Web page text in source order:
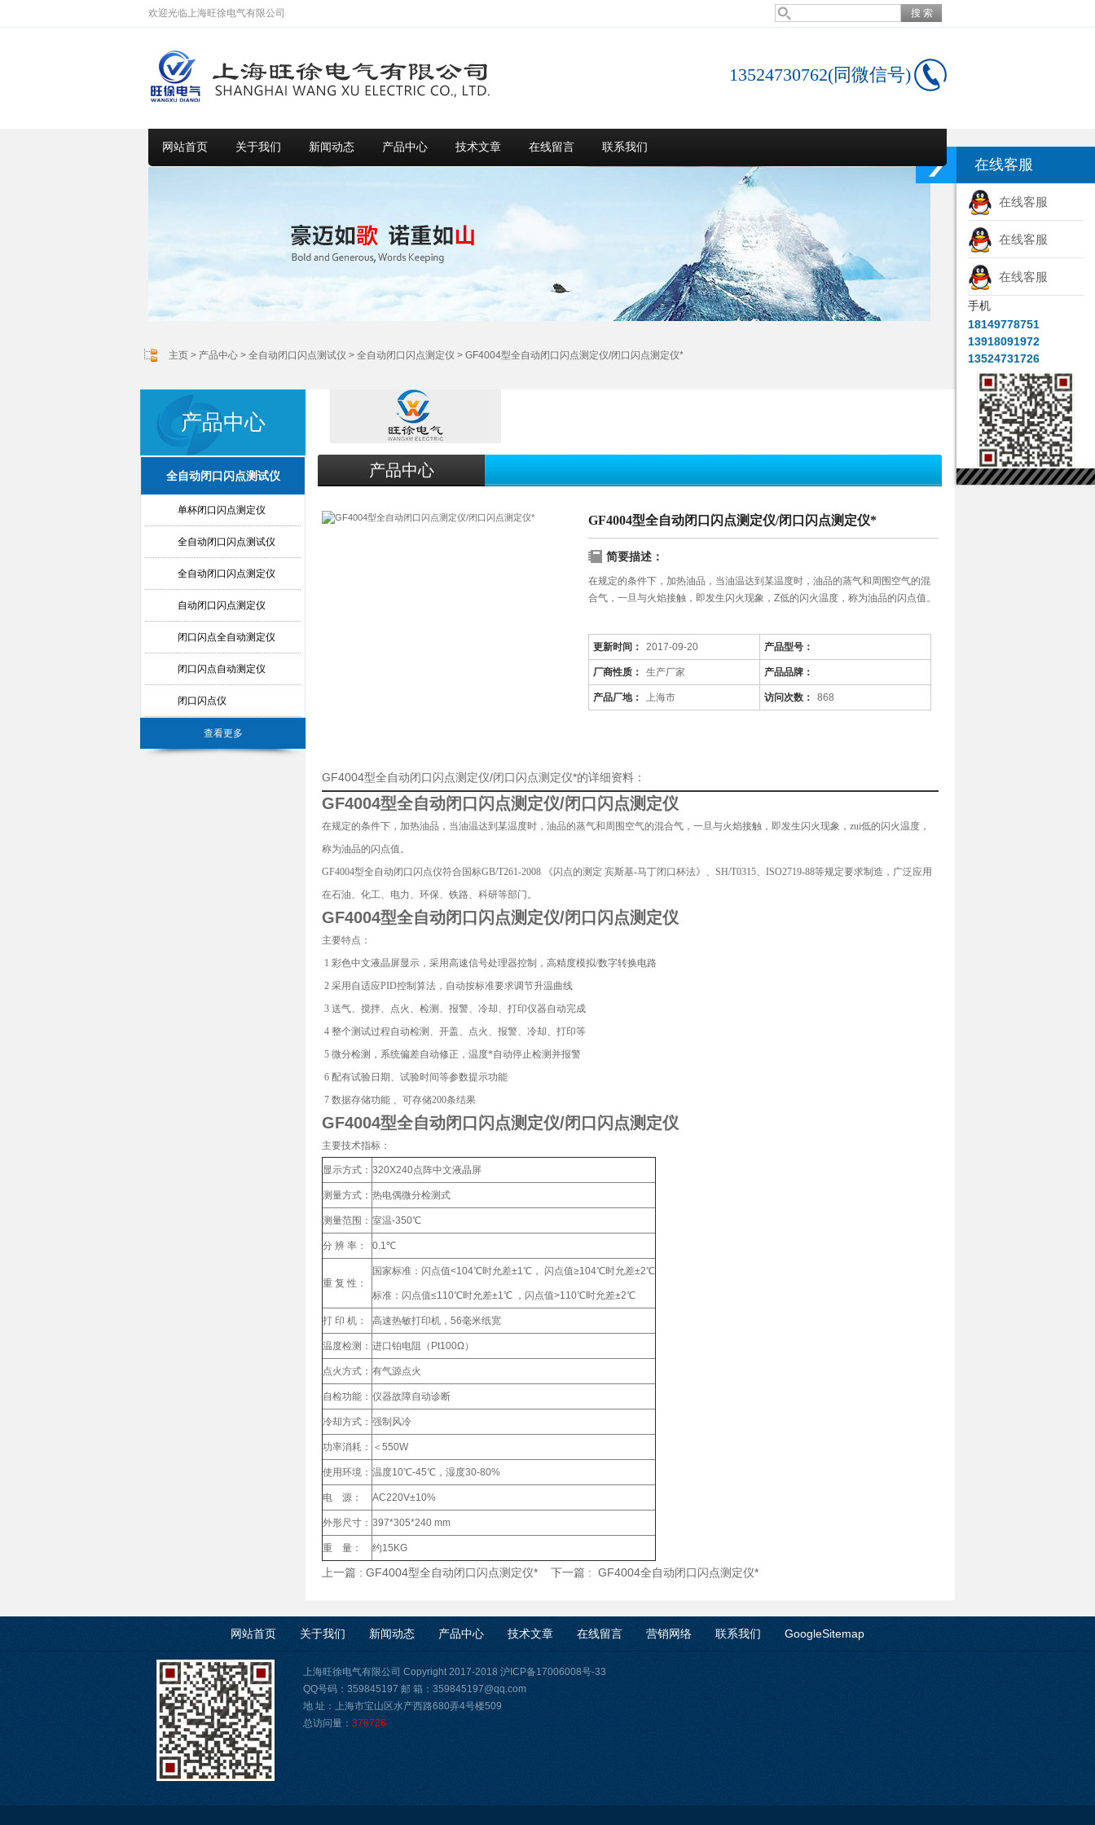
欢迎光临上海旺徐电气有限公司
13524730762(同微信号)
网站首页 关于我们 新闻动态 产品中心 技术文章 在线留言 联系我们
主页 > 产品中心 > 全自动闭口闪点测试仪 > 全自动闭口闪点测定仪 > GF4004型全自动闭口闪点测定仪/闭口闪点测定仪*
产品中心
全自动闭口闪点测试仪
单杯闭口闪点测定仪
全自动闭口闪点测试仪
全自动闭口闪点测定仪
自动闭口闪点测定仪
闭口闪点全自动测定仪
闭口闪点自动测定仪
闭口闪点仪
查看更多
产品中心
GF4004型全自动闭口闪点测定仪/闭口闪点测定仪*
简要描述：
在规定的条件下，加热油品，当油温达到某温度时，油品的蒸气和周围空气的混
合气，一旦与火焰接触，即发生闪火现象，Z低的闪火温度，称为油品的闪点值。
更新时间： 2017-09-20 产品型号：
厂商性质： 生产厂家 产品品牌：
产品厂地： 上海市 访问次数： 868
GF4004型全自动闭口闪点测定仪/闭口闪点测定仪*的详细资料：
GF4004型全自动闭口闪点测定仪/闭口闪点测定仪
在规定的条件下，加热油品，当油温达到某温度时，油品的蒸气和周围空气的混合气，一旦与火焰接触，即发生闪火现象，zui低的闪火温度，
称为油品的闪点值。
GF4004型全自动闭口闪点仪符合国标GB/T261-2008 《闪点的测定 宾斯基-马丁闭口杯法》、SH/T0315、ISO2719-88等规定要求制造，广泛应用
在石油、化工、电力、环保、铁路、科研等部门。
GF4004型全自动闭口闪点测定仪/闭口闪点测定仪
主要特点：
1 彩色中文液晶屏显示，采用高速信号处理器控制，高精度模拟/数字转换电路
2 采用自适应PID控制算法，自动按标准要求调节升温曲线
3 送气、搅拌、点火、检测、报警、冷却、打印仪器自动完成
4 整个测试过程自动检测、开盖、点火、报警、冷却、打印等
5 微分检测，系统偏差自动修正，温度*自动停止检测并报警
6 配有试验日期、试验时间等参数提示功能
7 数据存储功能 、可存储200条结果
GF4004型全自动闭口闪点测定仪/闭口闪点测定仪
主要技术指标：
显示方式： 320X240点阵中文液晶屏
测量方式： 热电偶微分检测式
测量范围： 室温-350℃
分 辨 率： 0.1℃
重 复 性：
国家标准：闪点值<104℃时允差±1℃， 闪点值≥104℃时允差±2℃
标准：闪点值≤110℃时允差±1℃ ，闪点值>110℃时允差±2℃
打 印 机： 高速热敏打印机，56毫米纸宽
温度检测： 进口铂电阻（Pt100Ω）
点火方式： 有气源点火
自检功能： 仪器故障自动诊断
冷却方式： 强制风冷
功率消耗： ＜550W
使用环境： 温度10℃-45℃，湿度30-80%
电 源： AC220V±10%
外形尺寸： 397*305*240 mm
重 量： 约15KG
上一篇 : GF4004型全自动闭口闪点测定仪* 下一篇 : GF4004全自动闭口闪点测定仪*
网站首页 关于我们 新闻动态 产品中心 技术文章 在线留言 营销网络 联系我们 GoogleSitemap
上海旺徐电气有限公司 Copyright 2017-2018 沪ICP备17006008号-33
QQ号码：359845197 邮 箱：359845197@qq.com
地 址：上海市宝山区水产西路680弄4号楼509
总访问量： 378726
在线客服
在线客服
在线客服
在线客服
手机
18149778751
13918091972
13524731726